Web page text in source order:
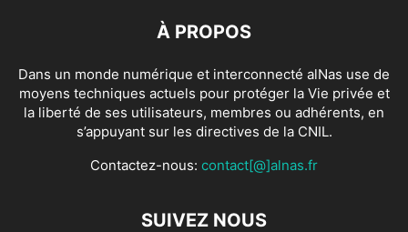
À PROPOS
Dans un monde numérique et interconnecté alNas use de
moyens techniques actuels pour protéger la Vie privée et
la liberté de ses utilisateurs, membres ou adhérents, en
s’appuyant sur les directives de la CNIL.
Contactez-nous: contact[@]alnas.fr
SUIVEZ NOUS